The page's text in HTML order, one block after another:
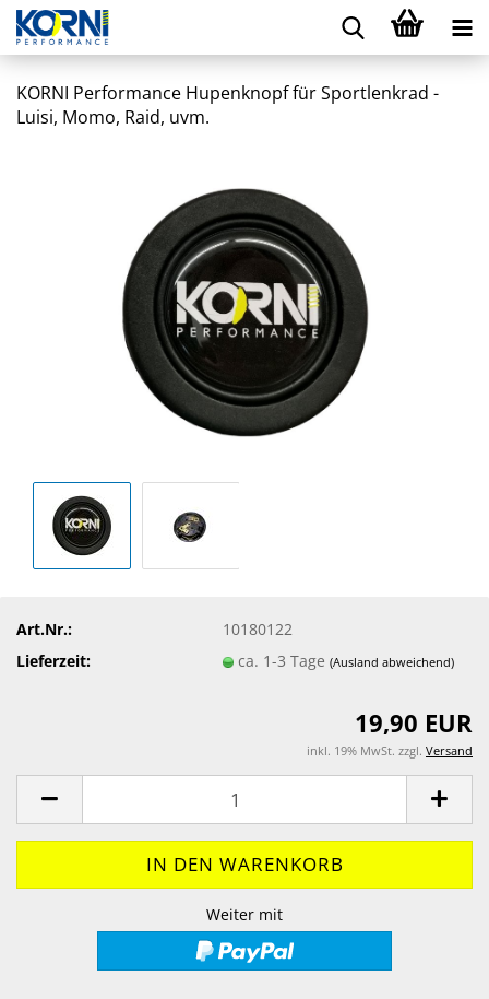
KORNI Performance Hupenknopf für Sportlenkrad -
Luisi, Momo, Raid, uvm.
Art.Nr.:
10180122
Lieferzeit:
ca. 1-3 Tage(Ausland abweichend)
19,90 EUR
inkl. 19% MwSt. zzgl. Versand
Weiter mit